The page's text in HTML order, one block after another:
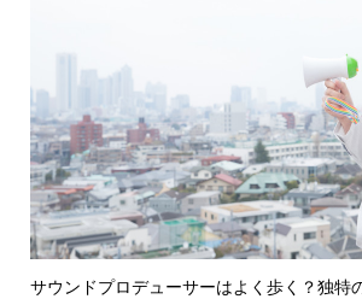
サウンドプロデューサーはよく歩く？独特